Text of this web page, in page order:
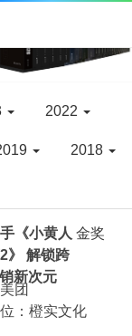
2022
2018
金奖
《小黄人
》 解锁跨
新次元
团
：橙实文化